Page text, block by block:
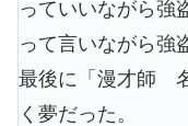
っていいながら強
って言いながら強
最後に「漫才師
く夢だった。